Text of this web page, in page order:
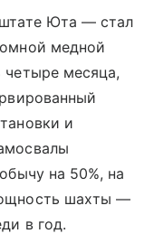
Юта — стал
медной
четыре месяца,
и
на 50%, на
шахты —
в год.